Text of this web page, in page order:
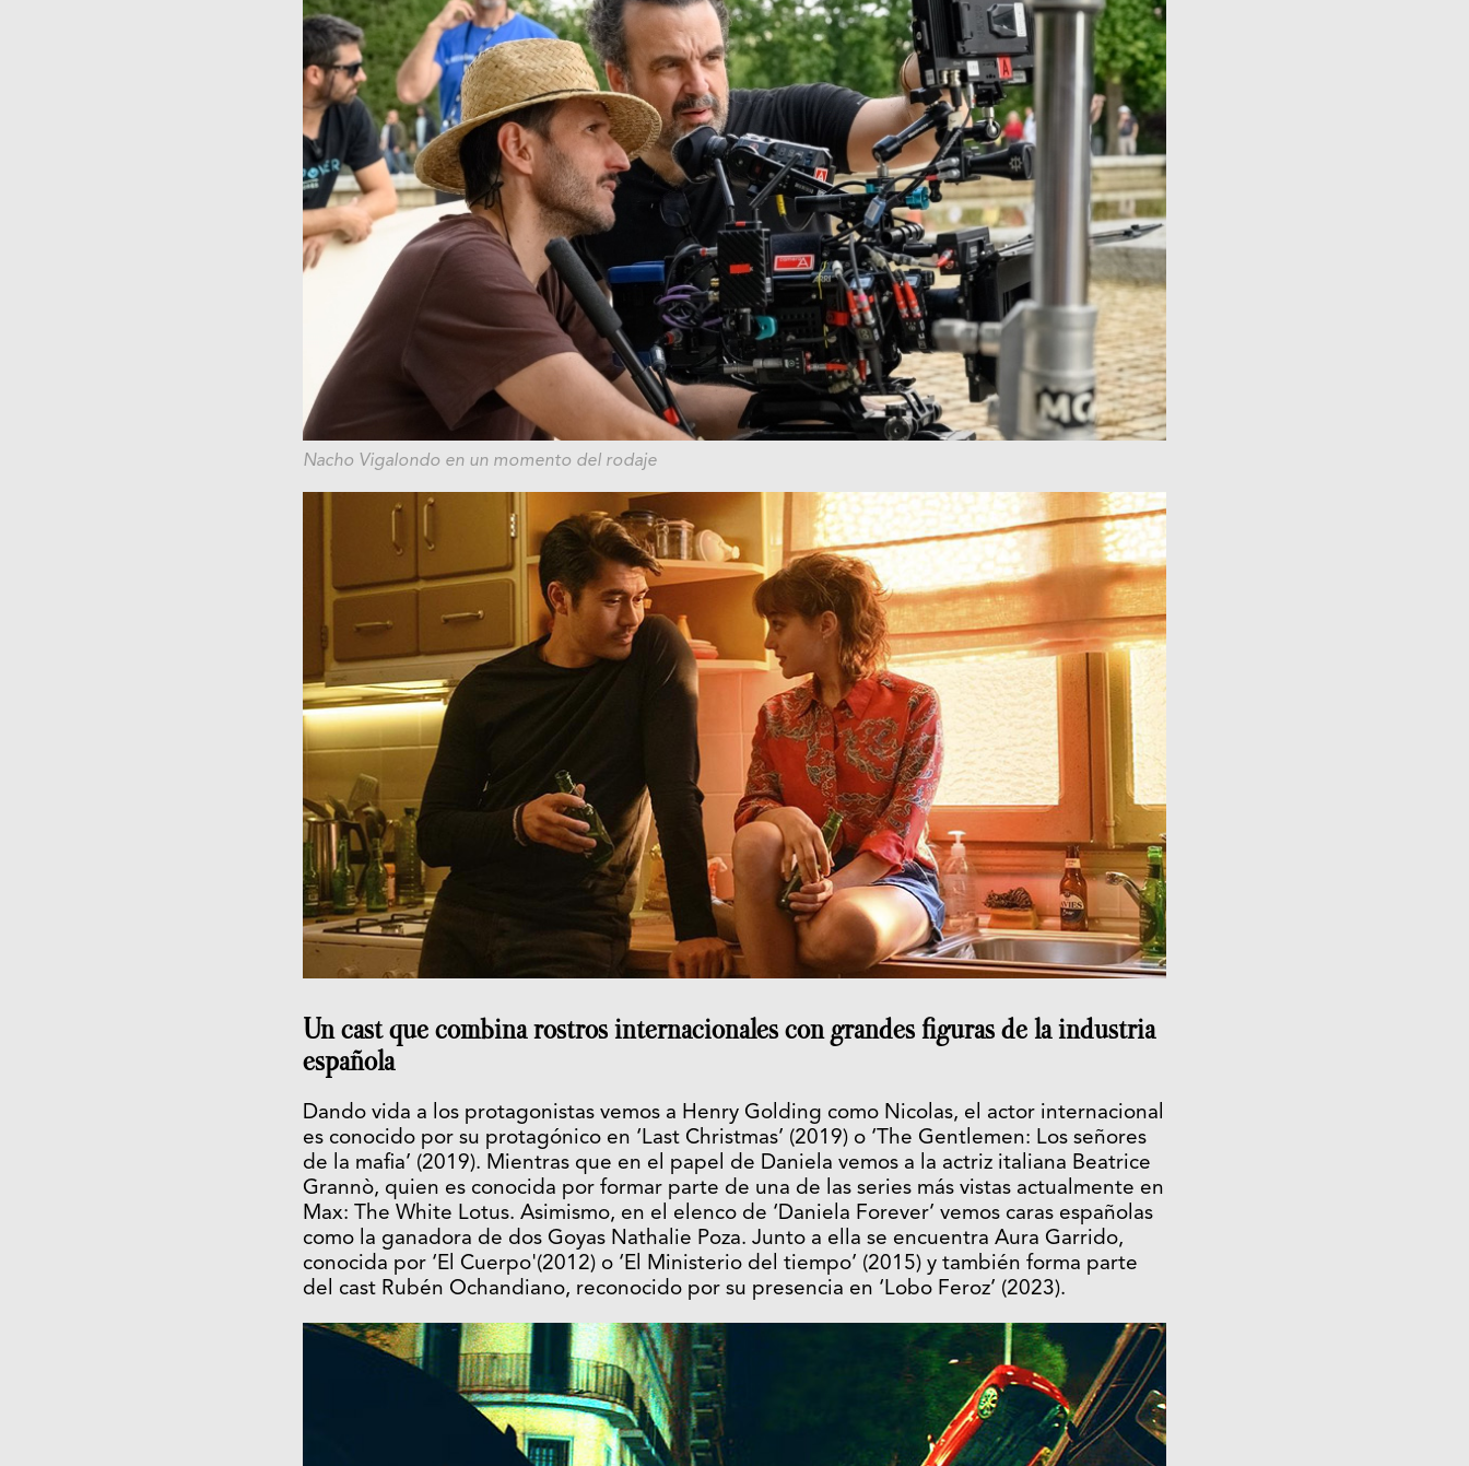
Nacho Vigalondo en un momento del rodaje
Un cast que combina rostros internacionales con grandes figuras de la industria
española
Dando vida a los protagonistas vemos a Henry Golding como Nicolas, el actor internacional
es conocido por su protagónico en ‘Last Christmas’ (2019) o ‘The Gentlemen: Los señores
de la mafia’ (2019). Mientras que en el papel de Daniela vemos a la actriz italiana Beatrice
Grannò, quien es conocida por formar parte de una de las series más vistas actualmente en
Max: The White Lotus. Asimismo, en el elenco de ‘Daniela Forever’ vemos caras españolas
como la ganadora de dos Goyas Nathalie Poza. Junto a ella se encuentra Aura Garrido,
conocida por ‘El Cuerpo'(2012) o ‘El Ministerio del tiempo’ (2015) y también forma parte
del cast Rubén Ochandiano, reconocido por su presencia en ‘Lobo Feroz’ (2023).